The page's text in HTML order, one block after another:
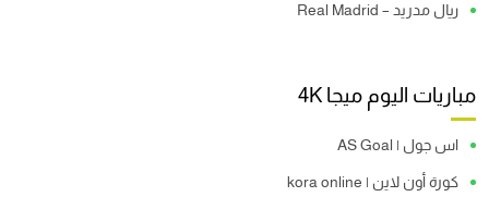
ريال مدريد – Real Madrid
مباريات اليوم ميجا 4K
اس جول | AS Goal
كورة أون لاين | kora online